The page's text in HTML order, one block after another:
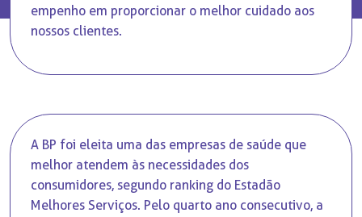
empenho em proporcionar o melhor cuidado aos
nossos clientes.
A BP foi eleita uma das empresas de saúde que
melhor atendem às necessidades dos
consumidores, segundo ranking do Estadão
Melhores Serviços. Pelo quarto ano consecutivo, a